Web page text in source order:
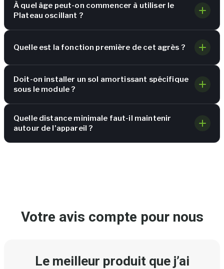
À quel âge peut-on commencer à utiliser le
Plateau oscillant ?
Quelle est la fonction première de cet agrès ?
Doit-on installer un sol amortissant spécifique
sous le module ?
Quelle distance minimale faut-il maintenir
autour de l'appareil ?
Votre avis compte pour nous
Le meilleur produit que j’ai